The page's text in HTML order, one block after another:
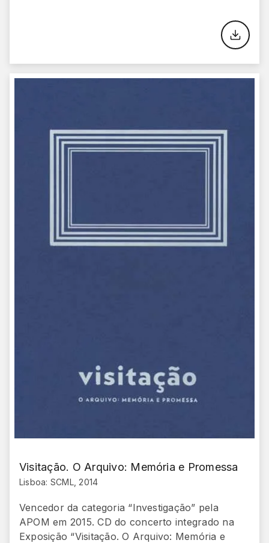
Visitação. O Arquivo: Memória e Promessa
Lisboa: SCML, 2014
Vencedor da categoria “Investigação” pela
APOM em 2015. CD do concerto integrado na
Exposição “Visitação. O Arquivo: Memória e